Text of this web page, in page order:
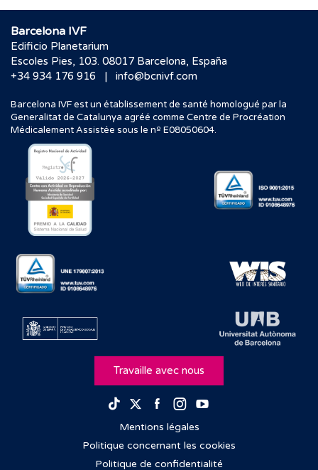
Barcelona IVF
Edificio Planetarium
Escoles Pies, 103. 08017 Barcelona, España
+34 934 176 916
| info@bcnivf.com
Barcelona IVF est un établissement de santé homologué par la
Generalitat de Catalunya agréé comme Centre de Procréation
Médicalement Assistée sous le nº E08050604.
Travaille avec nous
TikTokTwitterFacebook
Instagram
Mentions légales
Politique concernant les cookies
Politique de confidentialité